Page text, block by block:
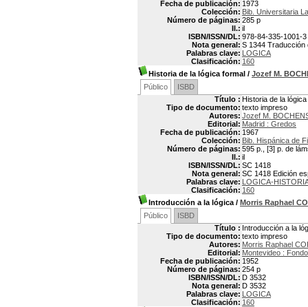
Fecha de publicación: 1973
Colección: Bib. Universitaria
Número de páginas: 285 p
Il.: il
ISBN/ISSN/DL: 978-84-335-1001-3
Nota general: S 1344 Traducción
Palabras clave: LOGICA
Clasificación: 160
Historia de la lógica formal / Jozef M.
Público
ISBD
Título : Historia de la
Tipo de documento: texto impreso
Autores: Jozef M.
Editorial: Madrid : Gredos
Fecha de publicación: 1967
Colección: Bib. Hispánica de
Número de páginas: 595 p., [3] p. de
Il.: il
ISBN/ISSN/DL: SC 1418
Nota general: SC 1418 Edición
Palabras clave: LOGICA-
Clasificación: 160
Introducción a la lógica / Morris Raphael
Público
ISBD
Título : Introducción a la
Tipo de documento: texto impreso
Autores: Morris Raphael
Editorial: Montevideo :
Fecha de publicación: 1952
Número de páginas: 254 p
ISBN/ISSN/DL: D 3532
Nota general: D 3532
Palabras clave: LOGICA
Clasificación: 160